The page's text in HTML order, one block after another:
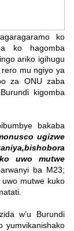
ko
ko hagomba
ariko igihugu
mu ngiyo ya
za ONU zaba
kigomba
bakaba
ugizwe
uwo mutwe
ba M23;
mutwe kuko
w’u Burundi
yumvikanishako